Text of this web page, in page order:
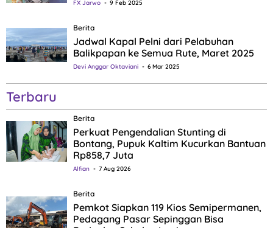
FX Jarwo 9 Feb 2025
Berita
Jadwal Kapal Pelni dari Pelabuhan
Balikpapan ke Semua Rute, Maret 2025
Devi Anggar Oktaviani 6 Mar 2025
Terbaru
Berita
Perkuat Pengendalian Stunting di
Bontang, Pupuk Kaltim Kucurkan Bantuan
Rp858,7 Juta
Alfian 7 Aug 2026
Berita
Pemkot Siapkan 119 Kios Semipermanen,
Pedagang Pasar Sepinggan Bisa